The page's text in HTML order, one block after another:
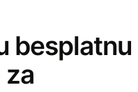
besplatnu